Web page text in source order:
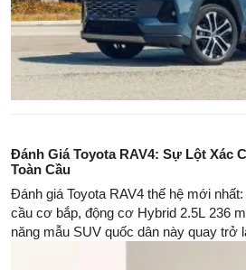
Đánh Giá Toyota RAV4: Sự Lột Xác
Toàn Cầu
Đánh giá Toyota RAV4 thế hệ mới
cầu cơ bắp, động cơ Hybrid 2.5L 236
năng mẫu SUV quốc dân này quay trở